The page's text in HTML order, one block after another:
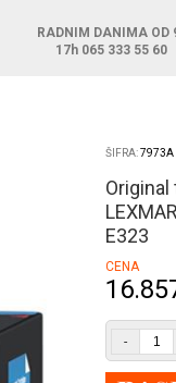
RADNIM DANIMA OD
17h 065 333 55 60
ŠIFRA:7973A
E323
CENA
-